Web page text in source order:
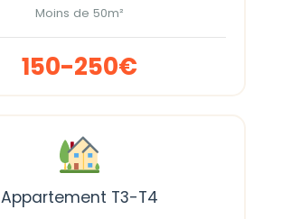
Moins de 50m²
150-250€
Appartement T3-T4